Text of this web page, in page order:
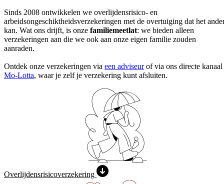
Sinds 2008 ontwikkelen we overlijdensrisico- en
arbeidsongeschiktheidsverzekeringen met de overtuiging dat het
kan. Wat ons drijft, is onze familiemeetlat: we bieden alleen
verzekeringen aan die we ook aan onze eigen familie zouden
aanraden.
Ontdek onze verzekeringen via een adviseurof via ons directe kanaal
Mo-Lotta, waar je zelf je verzekering kunt afsluiten.
Overlijdens­risico­verzekering